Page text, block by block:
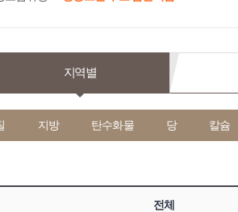
지역별
지방 탄수화물 당 칼슘
전체